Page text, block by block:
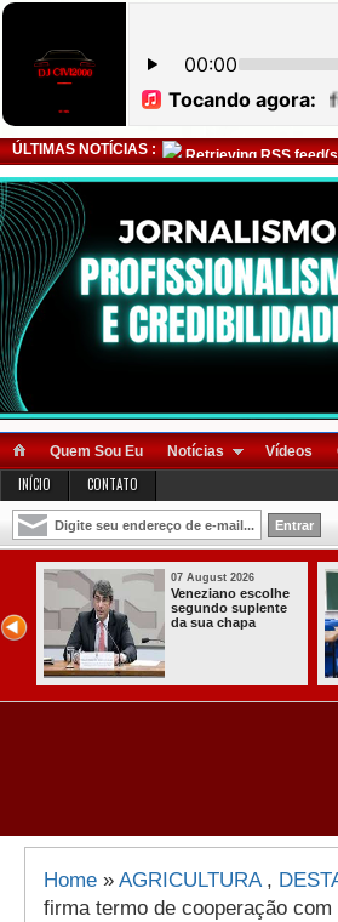
ÚLTIMAS NOTÍCIAS : Retrieving RSS
Quem Sou Eu Notícias Vídeos
INÍCIO CONTATO
07 August 2026
Paraíba alcança o
melhor Ideb da
história e consolida
avanço entre os
maiores do Brasil
Home » AGRICULTURA,
firma termo de cooperação com